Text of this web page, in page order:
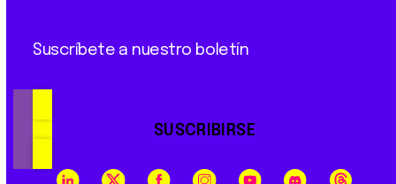
Suscríbete a nuestro boletín
SUSCRIBIRSE